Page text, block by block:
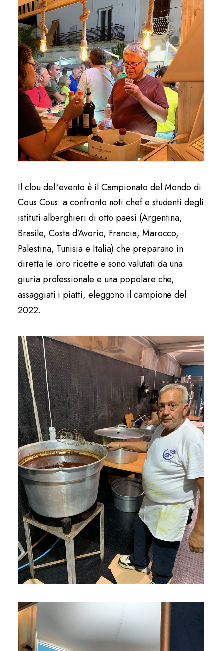
Il clou dell’evento è il Campionato del Mondo di
Cous Cous: a confronto noti chef e studenti degli
istituti alberghieri di otto paesi (Argentina,
Brasile, Costa d’Avorio, Francia, Marocco,
Palestina, Tunisia e Italia) che preparano in
diretta le loro ricette e sono valutati da una
giuria professionale e una popolare che,
assaggiati i piatti, eleggono il campione del
2022.